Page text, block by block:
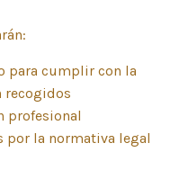
para cumplir con la
recogidos
profesional
por la normativa legal